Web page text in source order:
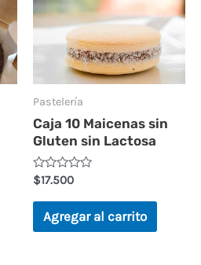
Pastelería
Caja 10 Maicenas sin
Gluten sin Lactosa
Valorado
en
0
$17.500
Agregar al carrito